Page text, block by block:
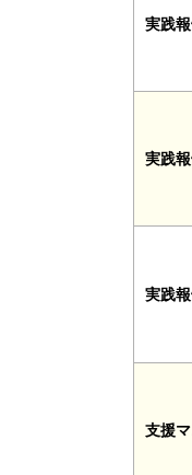
実践
実践
実践
支援